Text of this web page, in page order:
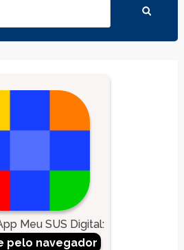
Meu SUS Digital:
pelo navegador